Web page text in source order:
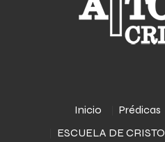
Inicio Prédicas
ESCUELA DE CRISTO